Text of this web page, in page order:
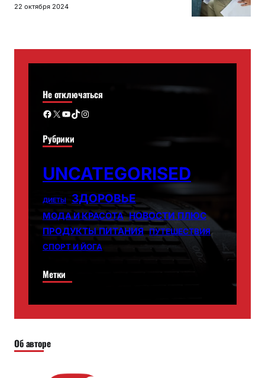
22 октября 2024
Не отключаться
Facebook X YouTube TikTok Instagram
Рубрики
UNCATEGORISED
ДИЕТЫ ЗДОРОВЬЕ
МОДА И КРАСОТА НОВОСТИ ПЛЮС
ПРОДУКТЫ ПИТАНИЯ ПУТЕШЕСТВИЯ
СПОРТ И ЙОГА
Метки
Об авторе